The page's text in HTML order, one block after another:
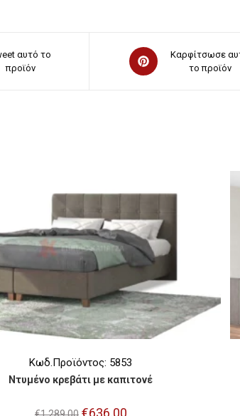
αυτό το
προϊόν
Opens
in
Καρφίτσωσε
το προϊόν
Κωδ.Προϊόντος: 5853
Ντυμένο κρεβάτι με καπιτονέ
Original
€636.00Η